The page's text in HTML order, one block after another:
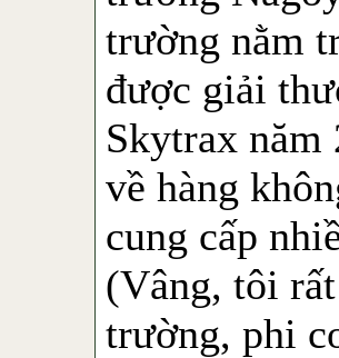
trường nằm
được giải
Skytrax năm
về hàng
cung cấp
(Vâng, tôi
trường, phi